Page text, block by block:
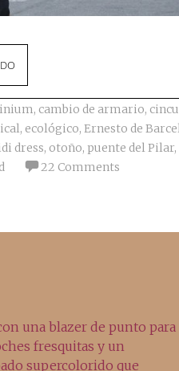
, cambio de armario,
, ecológico, Ernesto de
dress, otoño, puente del Pilar,
22 Comments